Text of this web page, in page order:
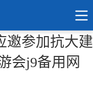
邀参加抗大建
会j9备用网